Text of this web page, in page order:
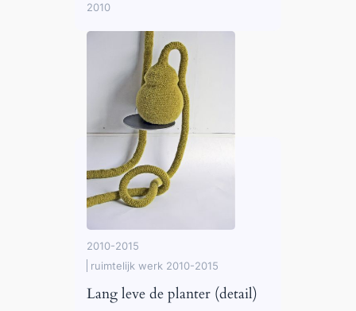
2010
2010-2015
ruimtelijk werk 2010-2015
Lang leve de planter (detail)